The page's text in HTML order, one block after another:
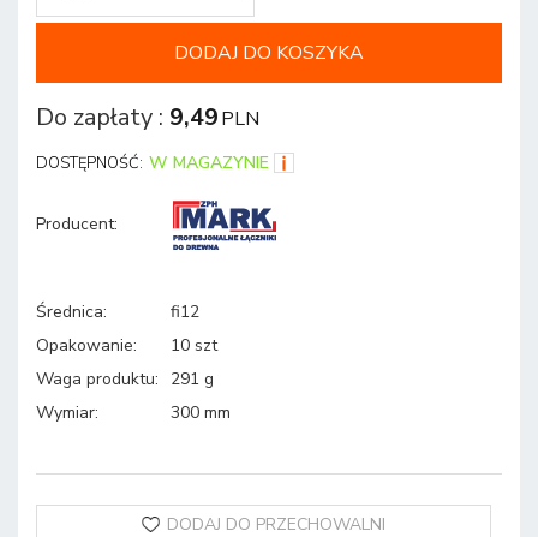
DODAJ DO KOSZYKA
Do zapłaty : 9,49PLN
DOSTĘPNOŚĆ: W MAGAZYNIE
Producent:
Średnica:
fi12
Opakowanie:
10 szt
Waga produktu:
291 g
Wymiar: 300 mm
DODAJ DO PRZECHOWALNI